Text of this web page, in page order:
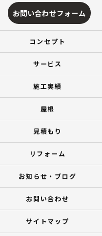
お問い合わせフォーム
コンセプト
サービス
施工実績
屋根
見積もり
リフォーム
お知らせ・ブログ
お問い合わせ
サイトマップ